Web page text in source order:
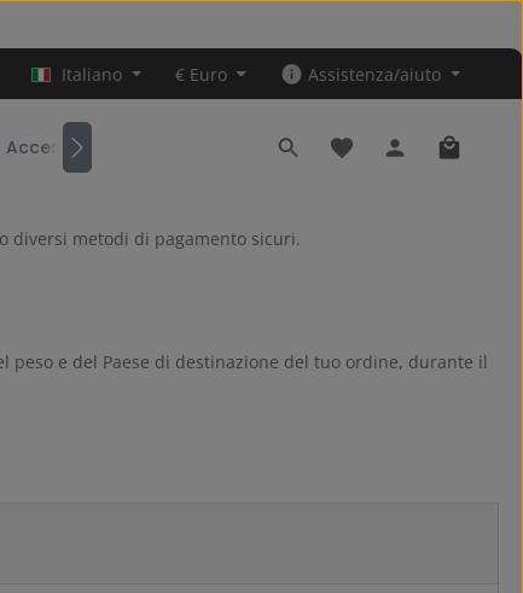
Italiano € Euro Assistenza/aiuto
Accessori Hai 0 articoli nella
Il
diversi metodi di pagamento sicuri.
peso e del Paese di destinazione del tuo ordine, durante il